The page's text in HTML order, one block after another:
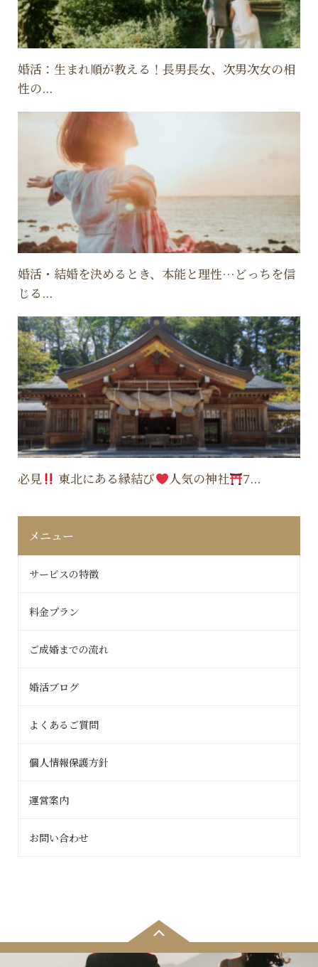
婚活：生まれ順が教える！長男長女、次男次女の相
性の...
婚活・結婚を決めるとき、本能と理性…どっちを信
じる...
必見 東北にある縁結び 人気の神社 7...
メニュー
サービスの特徴
料金プラン
ご成婚までの流れ
婚活ブログ
よくあるご質問
個人情報保護方針
運営案内
お問い合わせ